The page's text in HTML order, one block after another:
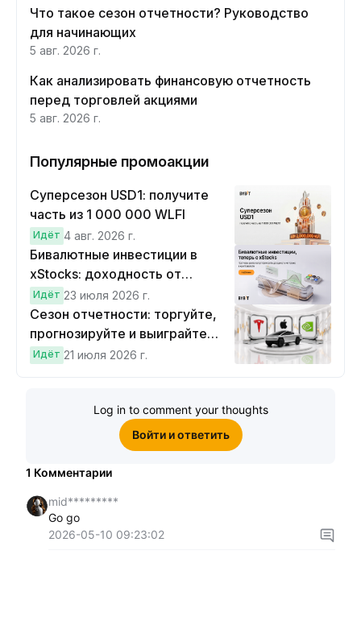
Что такое сезон отчетности? Руководство
для начинающих
5 авг. 2026 г.
Как анализировать финансовую отчетность
перед торговлей акциями
5 авг. 2026 г.
Популярные промоакции
Суперсезон USD1: получите
часть из 1 000 000 WLFI
Идёт 4 авг. 2026 г.
Бивалютные инвестиции в
xStocks: доходность от
прогнозов
Идёт 23 июля 2026 г.
Сезон отчетности: торгуйте,
прогнозируйте и выиграйте
Cybertruck!
Идёт 21 июля 2026 г.
Log in to comment your thoughts
Войти и ответить
1 Комментарии
mid*********
Go go
2026-05-10 09:23:02